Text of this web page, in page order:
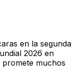
en la segunda
2026 en
muchos